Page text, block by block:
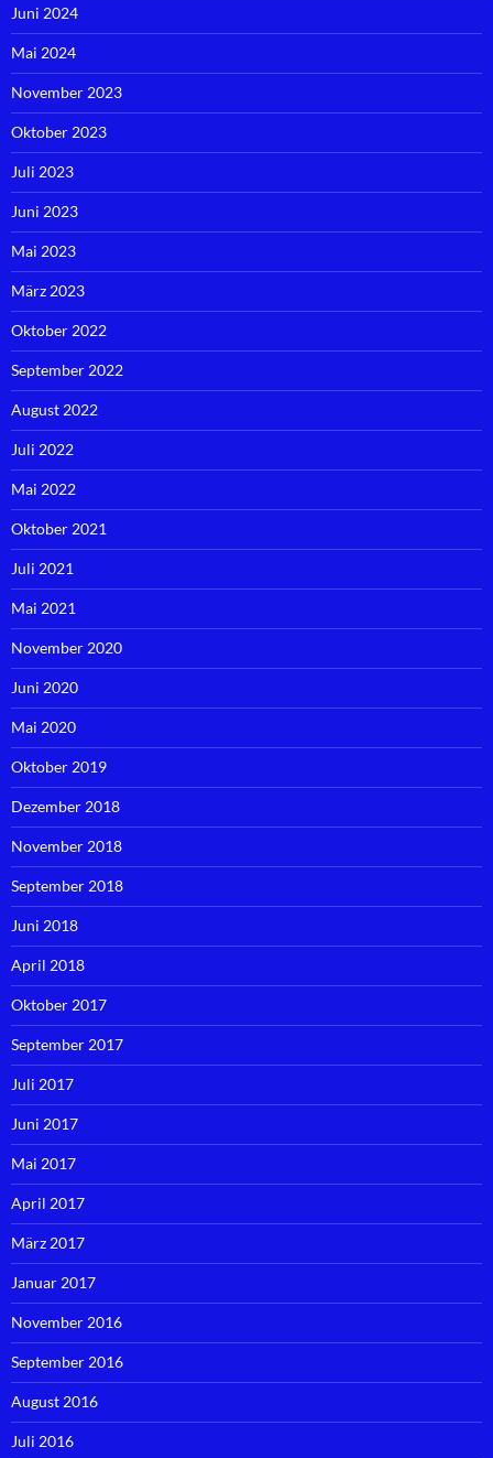
Juni 2024
Mai 2024
November 2023
Oktober 2023
Juli 2023
Juni 2023
Mai 2023
März 2023
Oktober 2022
September 2022
August 2022
Juli 2022
Mai 2022
Oktober 2021
Juli 2021
Mai 2021
November 2020
Juni 2020
Mai 2020
Oktober 2019
Dezember 2018
November 2018
September 2018
Juni 2018
April 2018
Oktober 2017
September 2017
Juli 2017
Juni 2017
Mai 2017
April 2017
März 2017
Januar 2017
November 2016
September 2016
August 2016
Juli 2016